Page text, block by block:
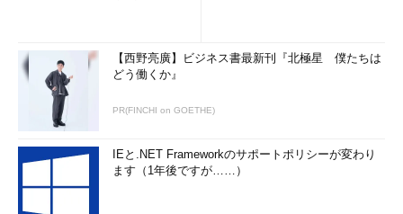
Windowsエクスプローラの［DVD RWドライブ］
を開いたところ
［ディスクの書き込み］ウィザードの［次へ］ボ
タンをクリックすると、Windowsエクスプローラ
がCD／DVDドライブを開いた状態で開く。書き込
を確認する。
CD／DVD-Rドライブの開いた状態でWind
owsエクスプローラが開く。
【西野亮廣】ビジネス書最新刊『北極星 僕たちは
どう働くか』
PR(FINCHI on GOETHE)
IEと.NET Frameworkのサポートポリシーが変わり
ます（1年後ですが……）